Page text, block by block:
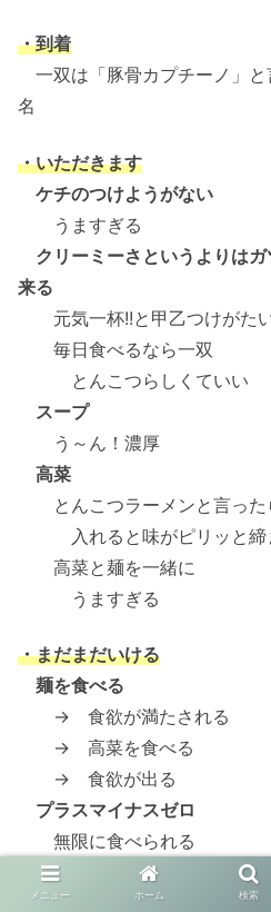
・到着
一双は「豚骨カプチーノ」
名
・いただきます
ケチのつけようがない
うますぎる
クリーミーさというよりは
来る
元気一杯!!と甲乙つけがた
毎日食べるなら一双
とんこつらしくていい
スープ
う～ん！濃厚
高菜
とんこつラーメンと言った
入れると味がピリッと締
高菜と麺を一緒に
うますぎる
・まだまだいける
麺を食べる
→ 食欲が満たされる
→ 高菜を食べる
→ 食欲が出る
プラスマイナスゼロ
無限に食べられる
・食事は次のお店で最後
メニュー ホーム 検索